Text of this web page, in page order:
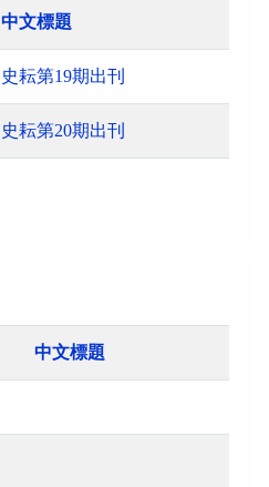
中文標題
史耘第19期出刊
史耘第20期出刊
中文標題